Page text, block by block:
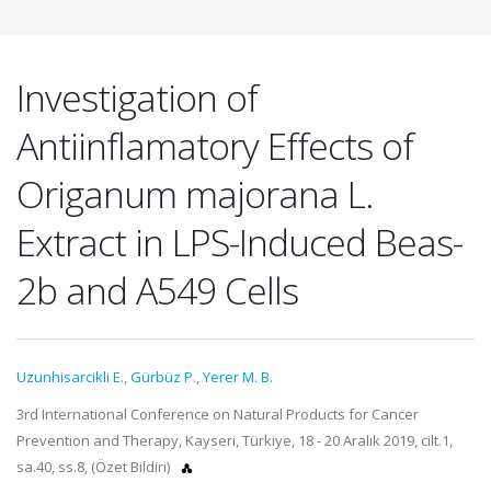
Investigation of
Antiinflamatory Effects of
Origanum majorana L.
Extract in LPS-Induced Beas-
2b and A549 Cells
Uzunhisarcikli E.,Gürbüz P.,Yerer M. B.
3rd International Conference on Natural Products for Cancer
Prevention and Therapy, Kayseri, Türkiye, 18 - 20 Aralık 2019, cilt.1,
sa.40, ss.8, (Özet Bildiri)